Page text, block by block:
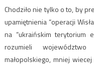
Chodziło nie tylko o to, by
upamiętnienia “operacji
na “ukraińskim terytorium
rozumieli województwo
małopolskiego, mniej